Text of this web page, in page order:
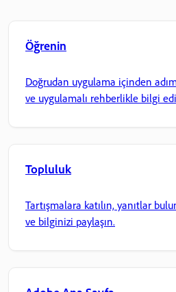
Öğrenin
Doğrudan uygulama içinden
ve uygulamalı rehberlikle bilgi
Topluluk
Tartışmalara katılın, yanıtlar
ve bilginizi paylaşın.